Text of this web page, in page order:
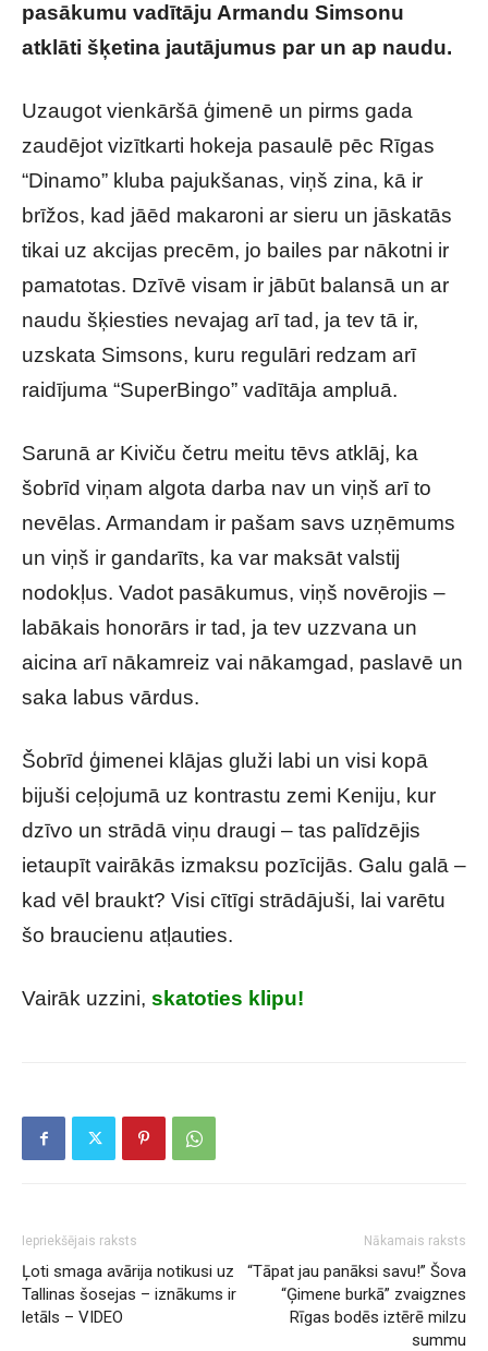
pasākumu vadītāju Armandu Simsonu
atklāti šķetina jautājumus par un ap naudu.
Uzaugot vienkāršā ģimenē un pirms gada
zaudējot vizītkarti hokeja pasaulē pēc Rīgas
“Dinamo” kluba pajukšanas, viņš zina, kā ir
brīžos, kad jāēd makaroni ar sieru un jāskatās
tikai uz akcijas precēm, jo bailes par nākotni ir
pamatotas. Dzīvē visam ir jābūt balansā un ar
naudu šķiesties nevajag arī tad, ja tev tā ir,
uzskata Simsons, kuru regulāri redzam arī
raidījuma “SuperBingo” vadītāja ampluā.
Sarunā ar Kiviču četru meitu tēvs atklāj, ka
šobrīd viņam algota darba nav un viņš arī to
nevēlas. Armandam ir pašam savs uzņēmums
un viņš ir gandarīts, ka var maksāt valstij
nodokļus. Vadot pasākumus, viņš novērojis –
labākais honorārs ir tad, ja tev uzzvana un
aicina arī nākamreiz vai nākamgad, paslavē un
saka labus vārdus.
Šobrīd ģimenei klājas gluži labi un visi kopā
bijuši ceļojumā uz kontrastu zemi Keniju, kur
dzīvo un strādā viņu draugi – tas palīdzējis
ietaupīt vairākās izmaksu pozīcijās. Galu galā –
kad vēl braukt? Visi cītīgi strādājuši, lai varētu
šo braucienu atļauties.
Vairāk uzzini, skatoties klipu!
Iepriekšējais raksts
Ļoti smaga avārija notikusi uz
Tallinas šosejas – iznākums ir
letāls – VIDEO
Nākamais raksts
“Tāpat jau panāksi savu!” Šova
“Ģimene burkā” zvaigznes
Rīgas bodēs iztērē milzu
summu